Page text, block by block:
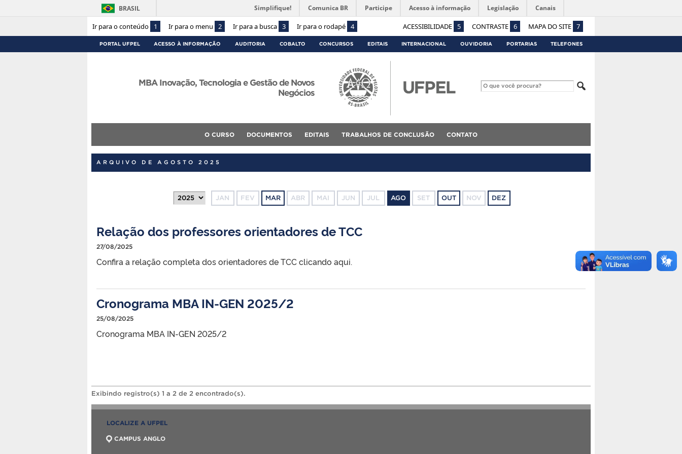
Ir para o conteúdo 1 Ir para o menu 2 Ir para a busca 3 Ir para o rodapé 4 ACESSIBILIDADE 5 CONTRASTE 6 MAPA DO SITE 7
BRASIL Simplifique! Comunica BR Participe Acesso à informação Legislação Canais
PORTAL UFPEL ACESSO À INFORMAÇÃO AUDITORIA COBALTO CONCURSOS EDITAIS INTERNACIONAL OUVIDORIA PORTARIAS TELEFONES
MBA Inovação, Tecnologia e Gestão de Novos
Negócios
O CURSO DOCUMENTOS EDITAIS TRABALHOS DE CONCLUSÃO CONTATO
ARQUIVO DE AGOSTO 2025
JAN FEV MAR ABR MAI JUN JUL AGO SET OUT NOV DEZ
Relação dos professores orientadores de TCC
27/08/2025
Confira a relação completa dos orientadores de TCC clicando aqui.
Cronograma MBA IN-GEN 2025/2
25/08/2025
Cronograma MBA IN-GEN 2025/2
Exibindo registro(s) 1 a 2 de 2 encontrado(s).
LOCALIZE A UFPEL
CAMPUS ANGLO